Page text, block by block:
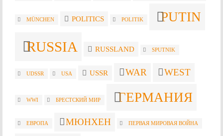
MÜNCHEN POLITICS POLITIK PUTIN
RUSSIA RUSSLAND SPUTNIK
UDSSR USA USSR WAR WEST
WWI БРЕСТСКИЙ МИР ГЕРМАНИЯ
ЕВРОПА МЮНХЕН ПЕРВАЯ МИРОВАЯ ВОЙНА